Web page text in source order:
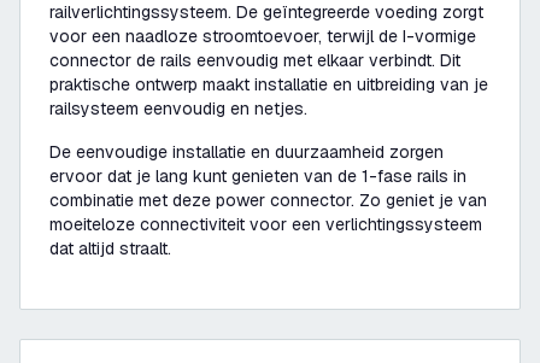
railverlichtingssysteem. De geïntegreerde voeding zorgt
voor een naadloze stroomtoevoer, terwijl de I-vormige
connector de rails eenvoudig met elkaar verbindt. Dit
praktische ontwerp maakt installatie en uitbreiding van je
railsysteem eenvoudig en netjes.
De eenvoudige installatie en duurzaamheid zorgen
ervoor dat je lang kunt genieten van de 1-fase rails in
combinatie met deze power connector. Zo geniet je van
moeiteloze connectiviteit voor een verlichtingssysteem
dat altijd straalt.